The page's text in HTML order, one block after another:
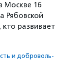
Москве 16
Рябовской
развивает
и доброволь­